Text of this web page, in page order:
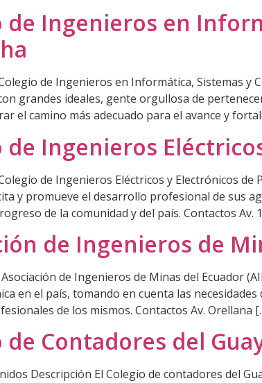
de Ingenieros en
de Ingenieros en Informática, Sistemas y
grandes ideales, gente orgullosa de
el camino más adecuado para el avance y
de Ingenieros
de Ingenieros Eléctricos y Electrónicos
y promueve el desarrollo profesional de sus
de la comunidad y del país. Contactos Av.
de Ingenieros de
de Ingenieros de Minas del Ecuador
en el país, tomando en cuenta las
de los mismos. Contactos Av. Orellana
de Contadores del
Descripción El Colegio de contadores del